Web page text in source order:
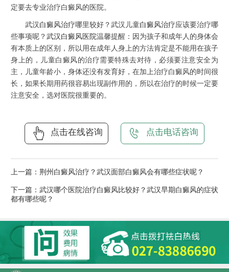
定要去专业治疗白癜风的医院。
武汉 白癜风治疗哪里较好？武汉儿童白癜风治疗应该要治疗哪
些事项呢？ 武汉白癜风医院温馨提醒：因为孩子和成年人的身体会
有本质上的区别，所以用在成年人身上的方法肯定是不能用在孩子
身上的，儿童白癜风的治疗需要特殊去对待，必须要注意安全为
主，儿童年龄小，身体还没有发育好，在加上治疗白癜风的时间很
长，如果长期用药很容易出现副作用的，所以在治疗的时候一定要
注意安全，选对医院很重要的。
点击在线咨询 点击电话咨询
上一篇： 荆州白癜风治疗？武汉面部白癜风会有哪些症状呢？
下一篇： 武汉哪个医院治疗白癜风比较好？武汉早期白癜风的症状
都有哪些呢？